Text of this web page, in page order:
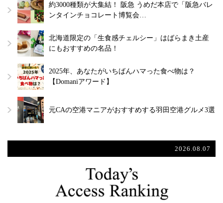
約3000種類が大集結！ 阪急 うめだ本店で「阪急バレ
ンタインチョコレート博覧会…
北海道限定の「生食感チェルシー」はばらまき土産
にもおすすめの名品！
2025年、あなたがいちばんハマった食べ物は？
【Domaniアワード】
元CAの空港マニアがおすすめする羽田空港グルメ3選
2026.08.07